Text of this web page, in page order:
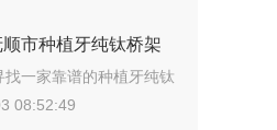
市种植牙纯钛桥架
哪家靠谱-抚顺市
桥架口腔医院
找一家靠谱的种植牙纯钛
08:52:49